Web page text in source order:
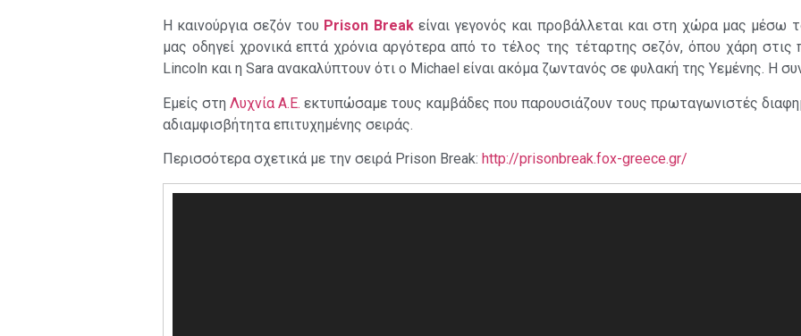
Η καινούργια σεζόν του Prison Breakείναι γεγονός και προβάλλεται και στη χώρα μας μέσω
μας οδηγεί χρονικά επτά χρόνια αργότερα από το τέλος της τέταρτης σεζόν, όπου χάρη
Lincoln και η Sara ανακαλύπτουν ότι ο Michael είναι ακόμα ζωντανός σε φυλακή της Υεμένης. Η
Εμείς στη Λυχνία Α.Ε. εκτυπώσαμε τους καμβάδες που παρουσιάζουν τους πρωταγωνιστές
αδιαμφισβήτητα επιτυχημένης σειράς.
Περισσότερα σχετικά με την σειρά Prison Break: http://prisonbreak.fox-greece.gr/